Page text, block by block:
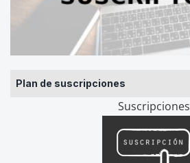
Plan de suscripciones
Suscripciones